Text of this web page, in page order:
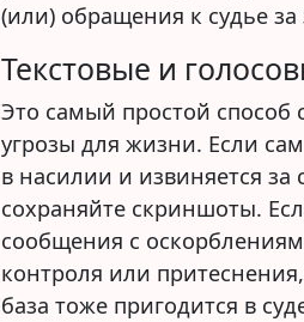
(или) обращения к судье
Текстовые и
Это самый простой способ
угрозы для жизни. Если
в насилии и извиняется
сохраняйте скриншоты.
сообщения с
контроля или
база тоже пригодится в